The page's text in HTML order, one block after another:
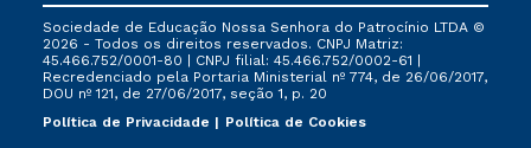
via FIES, Prouni e outros programas governamentais, e
não se acumula com nenhuma outra campanha
ofertada pela Instituição.
Sociedade de Educação Nossa Senhora do Patrocínio LTDA ©
2026 - Todos os direitos reservados. CNPJ Matriz:
45.466.752/0001-80 | CNPJ filial: 45.466.752/0002-61 |
Recredenciado pela Portaria Ministerial nº 774, de 26/06/2017,
DOU nº 121, de 27/06/2017, seção 1, p. 20
Política de Privacidade
Política de Cookies